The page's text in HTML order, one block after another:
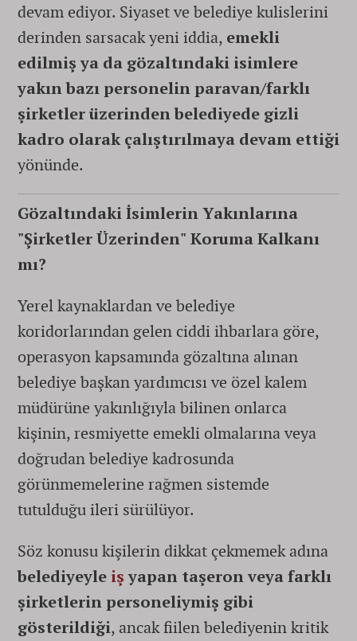
devam ediyor. Siyaset ve belediye kulislerini
derinden sarsacak yeni iddia, emekli
edilmiş ya da gözaltındaki isimlere
yakın bazı personelin paravan/farklı
şirketler üzerinden belediyede gizli
kadro olarak çalıştırılmaya devam ettiği
yönünde.
Gözaltındaki İsimlerin Yakınlarına
"Şirketler Üzerinden" Koruma Kalkanı
mı?
Yerel kaynaklardan ve belediye
koridorlarından gelen ciddi ihbarlara göre,
operasyon kapsamında gözaltına alınan
belediye başkan yardımcısı ve özel kalem
müdürüne yakınlığıyla bilinen onlarca
kişinin, resmiyette emekli olmalarına veya
doğrudan belediye kadrosunda
görünmemelerine rağmen sistemde
tutulduğu ileri sürülüyor.
Söz konusu kişilerin dikkat çekmemek adına
belediyeyle işyapan taşeron veya farklı
şirketlerin personeliymiş gibi
gösterildiği, ancak fiilen belediyenin kritik